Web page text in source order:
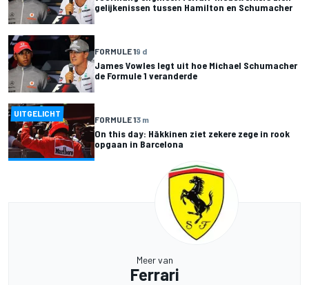
gelijkenissen tussen Hamilton en Schumacher
FORMULE 19 d
James Vowles legt uit hoe Michael Schumacher
de Formule 1 veranderde
UITGELICHT
FORMULE 13 m
On this day: Häkkinen ziet zekere zege in rook
opgaan in Barcelona
Meer van
Ferrari